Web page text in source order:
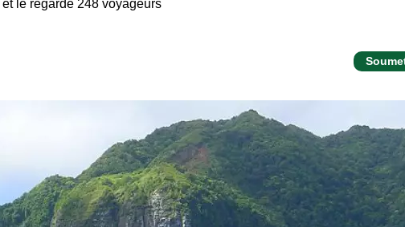
et le regarde 248 voyageurs